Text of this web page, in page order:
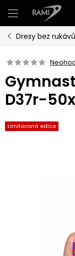
na
obsah
Dresy bez rukávů
D37r-
Limitovaná edice